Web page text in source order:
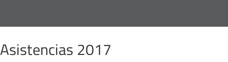
Asistencias 2017